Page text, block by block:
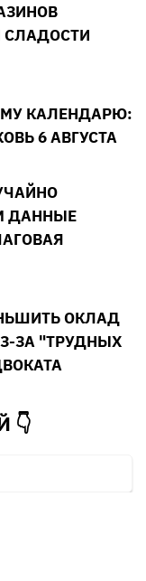
КАЛЕНДАРЮ:
6 АВГУСТА
ДАННЫЕ
ОКЛАД
ЗА "ТРУДНЫХ
👇